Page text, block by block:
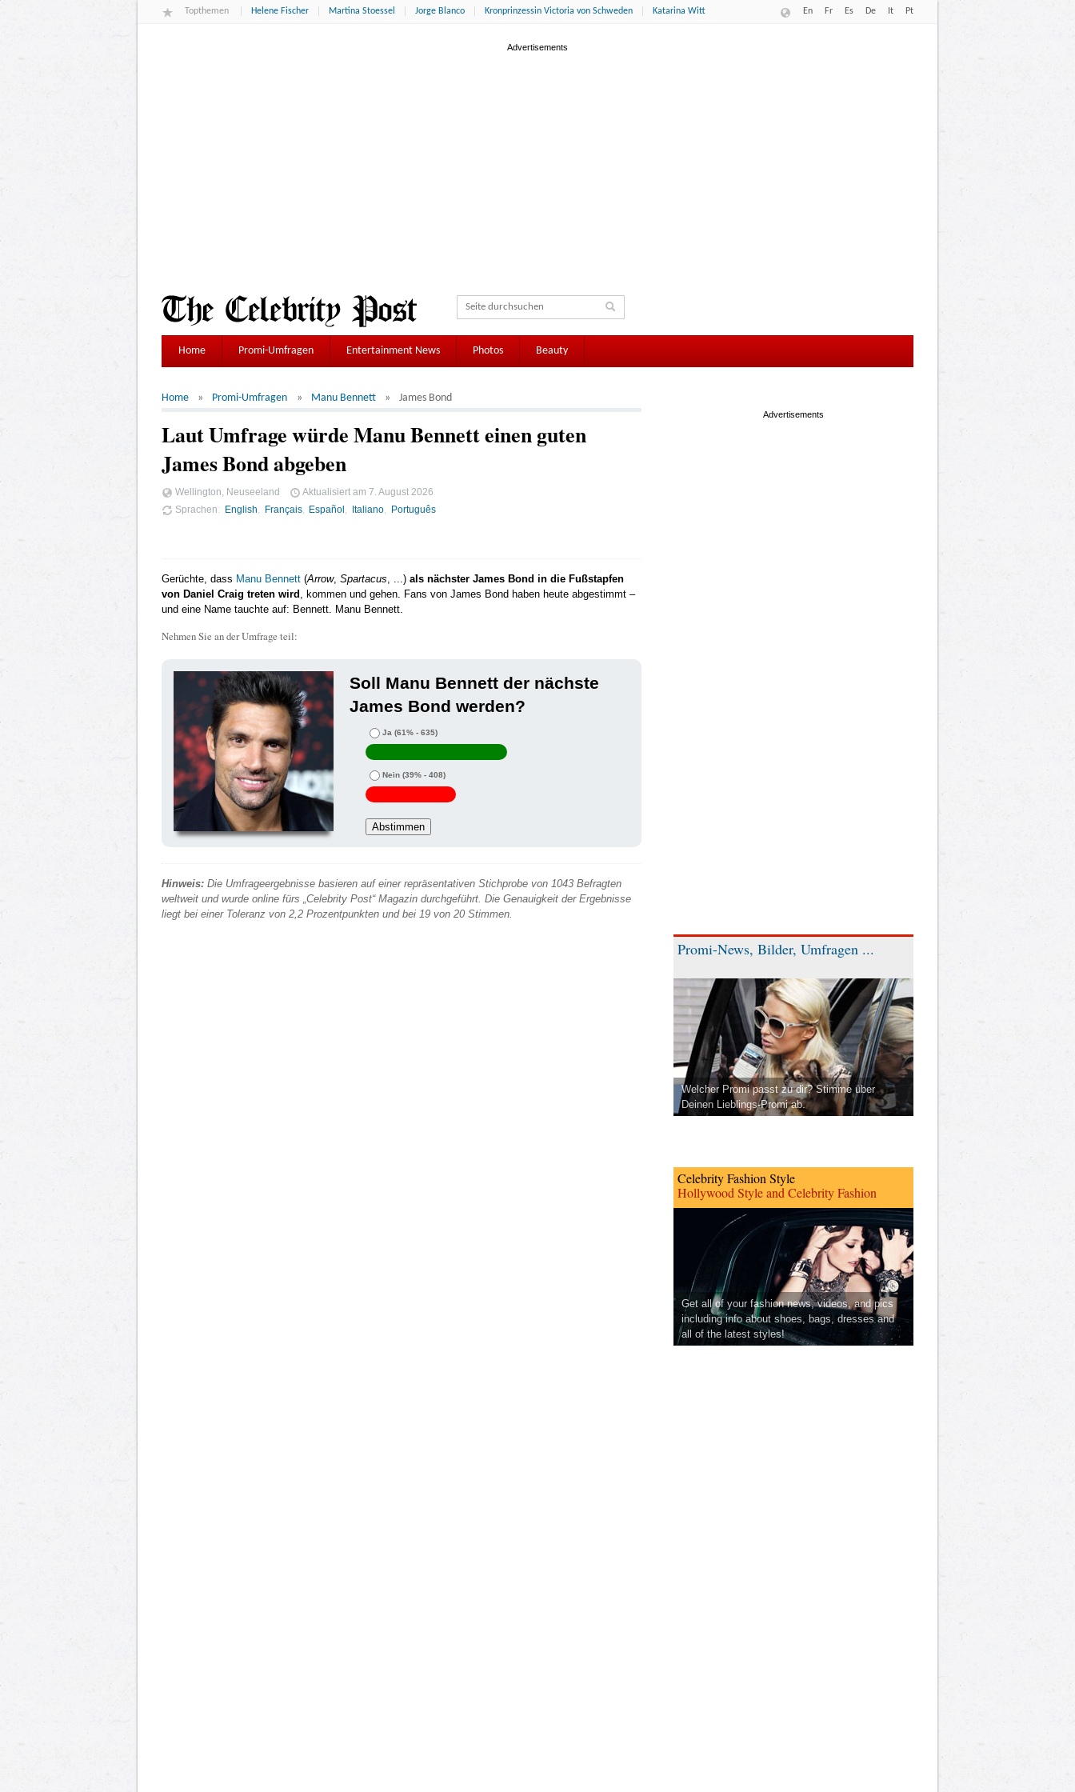
Topthemen Helene Fischer Martina Stoessel Jorge Blanco Kronprinzessin Victoria von Schweden Katarina Witt En Fr Es De It Pt
Home Promi-Umfragen Entertainment News Photos Beauty
Home Promi-Umfragen Manu Bennett James Bond
Laut Umfrage würde Manu Bennett einen guten
James Bond abgeben
Wellington, Neuseeland Aktualisiert am 7. August 2026
Sprachen
English Français Español Italiano Português
Gerüchte, dass Manu Bennett (Arrow, Spartacus , ...) als nächster James Bond in die Fußstapfen
von Daniel Craig treten wird , kommen und gehen. Fans von James Bond haben heute abgestimmt –
und eine Name tauchte auf: Bennett. Manu Bennett.
Nehmen Sie an der Umfrage teil:
Soll Manu Bennett der nächste
James Bond werden?
Ja (61% - 635)
Nein (39% - 408)
Hinweis: Die Umfrageergebnisse basieren auf einer repräsentativen Stichprobe von 1043 Befragten
weltweit und wurde online fürs „Celebrity Post“ Magazin durchgeführt. Die Genauigkeit der Ergebnisse
liegt bei einer Toleranz von 2,2 Prozentpunkten und bei 19 von 20 Stimmen.
Promi-News, Bilder, Umfragen ...
Welcher Promi passt zu dir? Stimme über
Deinen Lieblings-Promi ab.
Celebrity Fashion Style
Hollywood Style and Celebrity Fashion
Get all of your fashion news, videos, and pics
including info about shoes, bags, dresses and
all of the latest styles!